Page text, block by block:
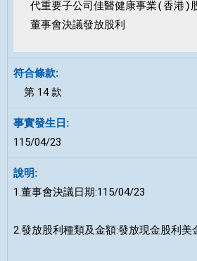
代重要子公司佳醫健康事業(香港)
董事會決議發放股利
第 14 款
115/04/23
1.董事會決議日期:115/04/23
2.發放股利種類及金額:發放現金股利美